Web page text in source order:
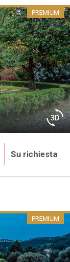
PREMIUM
Su richiesta
PREMIUM